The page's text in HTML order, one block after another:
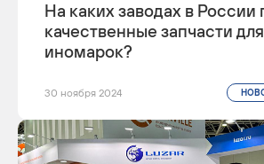
На каких заводах в России
качественные запчасти для
иномарок?
30 ноября 2024